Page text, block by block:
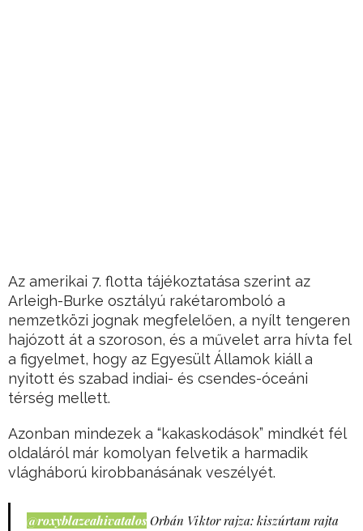
Az amerikai 7. flotta tájékoztatása szerint az
Arleigh-Burke osztályú rakétaromboló a
nemzetközi jognak megfelelően, a nyílt tengeren
hajózott át a szoroson, és a művelet arra hívta fel
a figyelmet, hogy az Egyesült Államok kiáll a
nyitott és szabad indiai- és csendes-óceáni
térség mellett.
Azonban mindezek a “kakaskodások” mindkét fél
oldaláról már komolyan felvetik a harmadik
vlágháború kirobbanásának veszélyét.
@roxyblazeahivatalos Orbán Viktor rajza: kiszúrtam rajta